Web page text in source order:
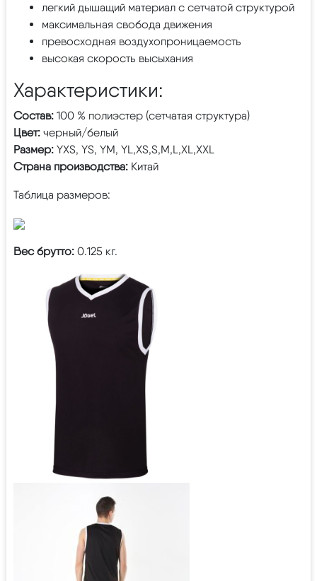
легкий дышащий материал с сетчатой структурой
максимальная свобода движения
превосходная воздухопроницаемость
высокая скорость высыхания
Характеристики:
Состав: 100 % полиэстер (сетчатая структура)
Цвет: черный/белый
Размер: YXS, YS, YM, YL,XS,S,M,L,XL,XXL
Страна производства: Китай
Таблица размеров:
Вес брутто: 0.125 кг.